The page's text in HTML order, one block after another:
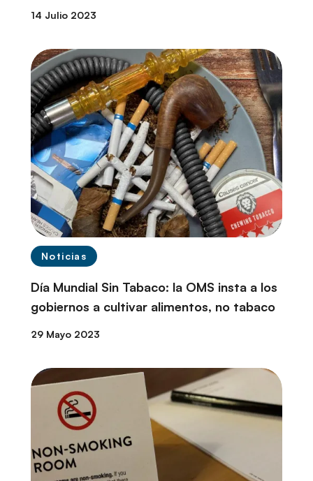
14 Julio 2023
Noticias
Día Mundial Sin Tabaco: la OMS insta a los
gobiernos a cultivar alimentos, no tabaco
29 Mayo 2023